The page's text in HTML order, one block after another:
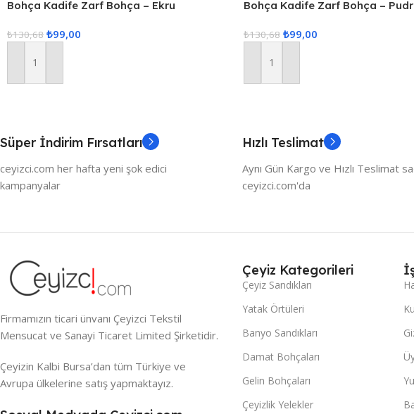
Bohça Kadife Zarf Bohça – Ekru
₺130,68 ₺99,00
Sepete Ekle
Bohça Kadife Zarf Bohça –
₺130,68 ₺99,00
Sepete Ekle
Süper İndirim Fırsatları
ceyizci.com her hafta yeni şok edici
kampanyalar
Hızlı Teslimat
Aynı Gün Kargo ve Hızlı Teslimat
ceyizci.com'da
Firmamızın ticari ünvanı Çeyizci Tekstil
Mensucat ve Sanayi Ticaret Limited Şirketidir.
Çeyizin Kalbi Bursa’dan tüm Türkiye ve
Avrupa ülkelerine satış yapmaktayız.
Çeyiz Kategorileri
Çeyiz Sandıkları
Yatak Örtüleri
Banyo Sandıkları
Damat Bohçaları
Gelin Bohçaları
Çeyizlik Yelekler